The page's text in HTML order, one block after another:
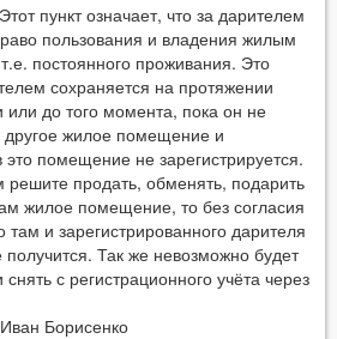
пункт означает, что за дарителем
пользования и владения жилым
постоянного проживания. Это
сохраняется на протяжении
или до того момента, пока он не
другое жилое помещение и
это помещение не зарегистрируется.
продать, обменять, подарить
жилое помещение, то без согласия
и зарегистрированного дарителя
получится. Так же невозможно будет
снять с регистрационного учёта через
Борисенко